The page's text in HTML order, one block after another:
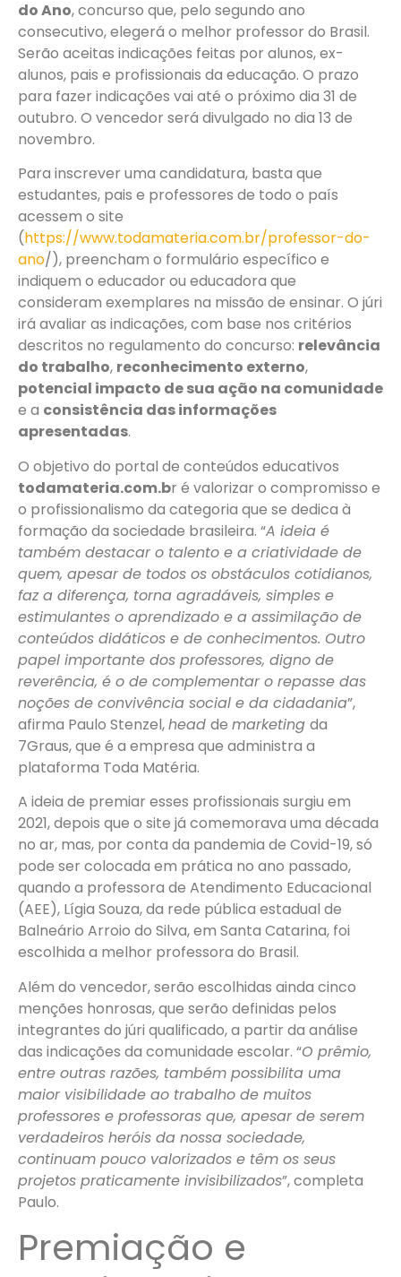
do Ano, concurso que, pelo segundo ano
consecutivo, elegerá o melhor professor do Brasil.
Serão aceitas indicações feitas por alunos, ex-
alunos, pais e profissionais da educação. O prazo
para fazer indicações vai até o próximo dia 31 de
outubro. O vencedor será divulgado no dia 13 de
novembro.
Para inscrever uma candidatura, basta que
estudantes, pais e professores de todo o país
acessem o site
(https://www.todamateria.com.br/professor-do-
ano/), preencham o formulário específico e
indiquem o educador ou educadora que
consideram exemplares na missão de ensinar. O júri
irá avaliar as indicações, com base nos critérios
descritos no regulamento do concurso: relevância
do trabalho, reconhecimento externo,
potencial impacto de sua ação na comunidade
e a consistência das informações
apresentadas.
O objetivo do portal de conteúdos educativos
todamateria.com.br é valorizar o compromisso e
o profissionalismo da categoria que se dedica à
formação da sociedade brasileira. “A ideia é
também destacar o talento e a criatividade de
quem, apesar de todos os obstáculos cotidianos,
faz a diferença, torna agradáveis, simples e
estimulantes o aprendizado e a assimilação de
conteúdos didáticos e de conhecimentos. Outro
papel importante dos professores, digno de
reverência, é o de complementar o repasse das
noções de convivência social e da cidadania”,
afirma Paulo Stenzel,head de marketing da
7Graus, que é a empresa que administra a
plataforma Toda Matéria.
A ideia de premiar esses profissionais surgiu em
2021, depois que o site já comemorava uma década
no ar, mas, por conta da pandemia de Covid-19, só
pode ser colocada em prática no ano passado,
quando a professora de Atendimento Educacional
(AEE), Lígia Souza, da rede pública estadual de
Balneário Arroio do Silva, em Santa Catarina, foi
escolhida a melhor professora do Brasil.
Além do vencedor, serão escolhidas ainda cinco
menções honrosas, que serão definidas pelos
integrantes do júri qualificado, a partir da análise
das indicações da comunidade escolar. “O prêmio,
entre outras razões, também possibilita uma
maior visibilidade ao trabalho de muitos
professores e professoras que, apesar de serem
verdadeiros heróis da nossa sociedade,
continuam pouco valorizados e têm os seus
projetos praticamente invisibilizados”, completa
Paulo.
Premiação e